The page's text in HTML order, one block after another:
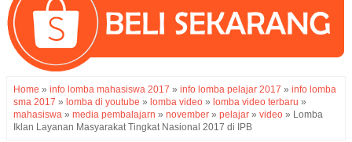
Home » info lomba mahasiswa 2017 » info lomba pelajar 2017 » info lomba
sma 2017 » lomba di youtube » lomba video » lomba video terbaru »
mahasiswa » media pembalajarn » november » pelajar » video » Lomba
Iklan Layanan Masyarakat Tingkat Nasional 2017 di IPB